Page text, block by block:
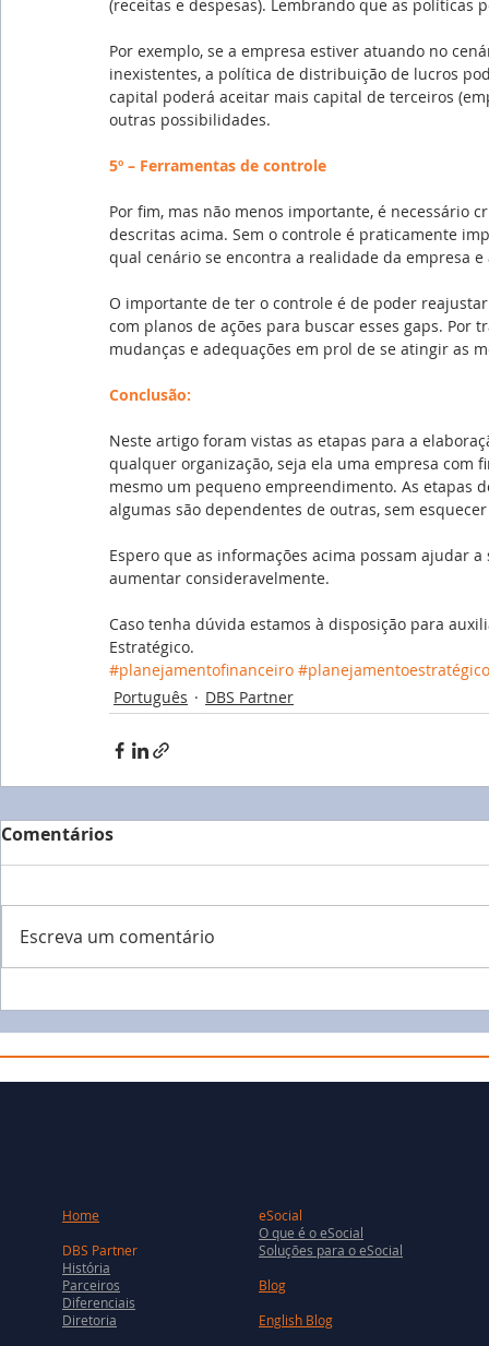
(receitas e despesas). Lembrando que as políticas
Por exemplo, se a empresa estiver atuando no
inexistentes, a política de distribuição de lucros
capital poderá aceitar mais capital de terceiros
outras possibilidades.
5º – Ferramentas de controle
Por fim, mas não menos importante, é necessário
descritas acima. Sem o controle é praticamente
qual cenário se encontra a realidade da empresa
O importante de ter o controle é de poder
com planos de ações para buscar esses gaps.
mudanças e adequações em prol de se atingir as
Conclusão:
Neste artigo foram vistas as etapas para a
qualquer organização, seja ela uma empresa com
mesmo um pequeno empreendimento. As etapas
algumas são dependentes de outras, sem
Espero que as informações acima possam ajudar
aumentar consideravelmente.
Caso tenha dúvida estamos à disposição para
Estratégico.
#planejamentofinanceiro #planejamentoestratégico
Português
DBS Partner
Comentários
Escreva um comentário
Home
DBS Partner
História
Parceiros
Diferenciais
Diretoria
eSocial
O que é o eSocial
Soluções para o eSocial
Blog
English Blog